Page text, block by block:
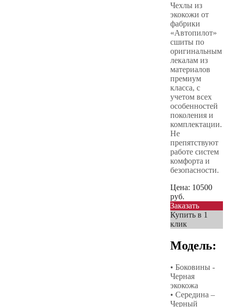
Чехлы из
экокожи от
фабрики
«Автопилот»
сшиты по
оригинальным
лекалам из
материалов
премиум
класса, с
учетом всех
особенностей
поколения и
комплектации.
Не
препятствуют
работе систем
комфорта и
безопасности.
Цена: 10500
руб.
Заказать
Купить в 1
клик
Модель:
• Боковины -
Черная
экокожа
• Середина –
Черный